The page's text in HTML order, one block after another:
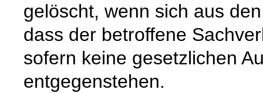
gelöscht, wenn sich aus
dass der betroffene
sofern keine gesetzlichen
entgegenstehen.